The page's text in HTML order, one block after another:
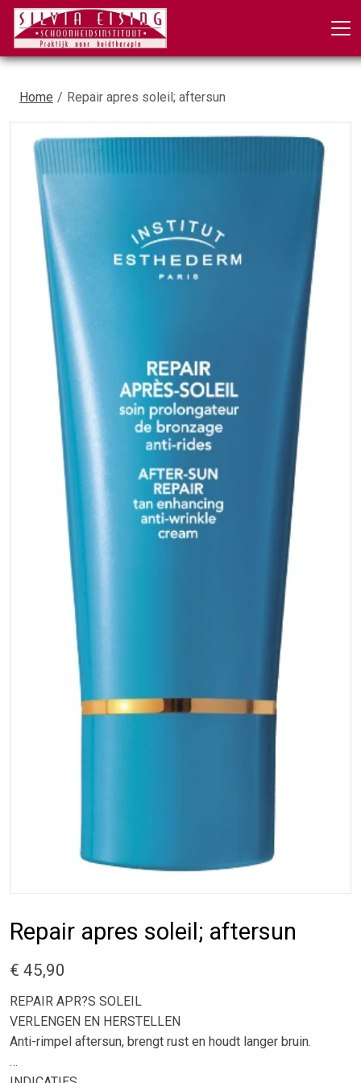
Home Repair apres soleil; aftersun
Repair apres soleil; aftersun
€ 45,90
REPAIR APR?S SOLEIL
VERLENGEN EN HERSTELLEN
Anti-rimpel aftersun, brengt rust en houdt langer bruin.